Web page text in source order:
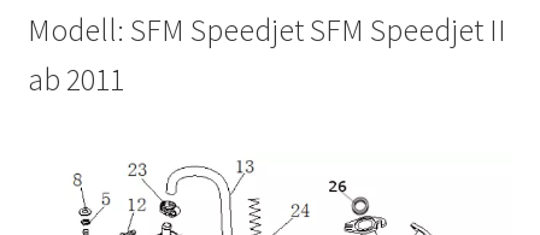
Modell: SFM Speedjet SFM Speedjet II
ab 2011